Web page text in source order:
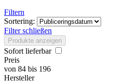
Filtern
Sortering:
Filter schließen
Produkte anzeigen
Sofort lieferbar
Preis
von 84 bis 196
Hersteller